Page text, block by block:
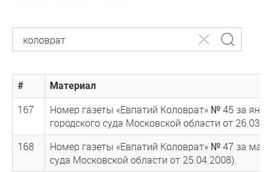
# Материал
167
Номер газеты «Евпатий Коловрат» № 45 за
городского суда Московской области от
168
Номер газеты «Евпатий Коловрат» № 47 за
суда Московской области от 25.04.2008).